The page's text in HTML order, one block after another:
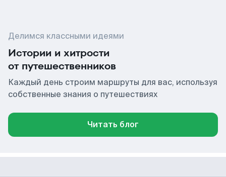
Делимся классными идеями
Истории и хитрости
от путешественников
Каждый день строим маршруты для вас, используя
собственные знания о путешествиях
Читать блог